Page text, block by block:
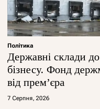
Політика
Державні склади
бізнесу. Фонд
від прем’єра
7 Серпня, 2026